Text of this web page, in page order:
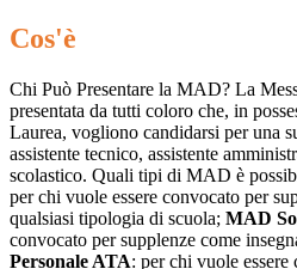
Cos'è
Chi Può Presentare la MAD? La
presentata da tutti coloro che, in
Laurea, vogliono candidarsi per una
assistente tecnico, assistente
scolastico. Quali tipi di MAD è
per chi vuole essere convocato per
qualsiasi tipologia di scuola; MAD
convocato per supplenze come
Personale ATA: per chi vuole